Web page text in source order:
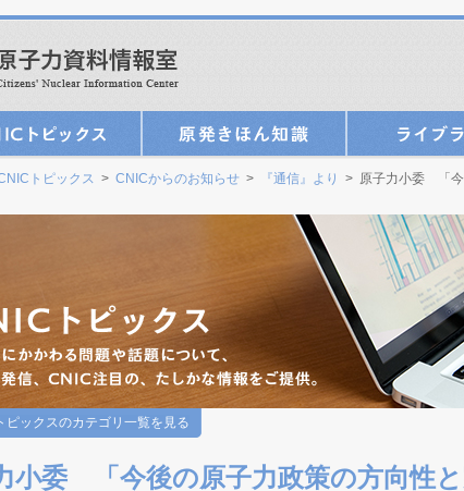
トピックス > CNICからのお知らせ > 『通信』より > 原子力小委 「今
ピックスのカテゴリ一覧を見る
小委 「今後の原子力政策の方向性